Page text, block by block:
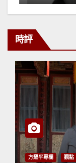
時評
方耀平專欄 觀點